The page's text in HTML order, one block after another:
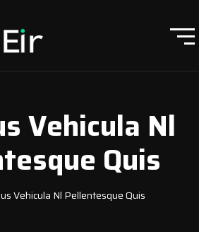
Vehicula Nl
Quis
Vehicula Nl Pellentesque Quis